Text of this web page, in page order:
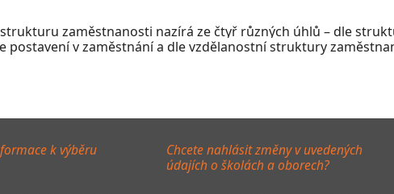
strukturu zaměstnanosti nazírá ze čtyř různých úhlů – dle
postavení vzaměstnání a dle vzdělanostní struktury
k výběru
Chcete nahlásit změny v uvedených
údajích o školách a oborech?